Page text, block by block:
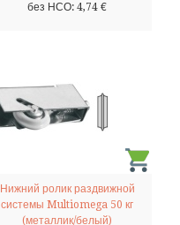
без НСО: 4,74 €
Нижний ролик раздвижной
системы Multiomega 50 кг
(металлик/белый)